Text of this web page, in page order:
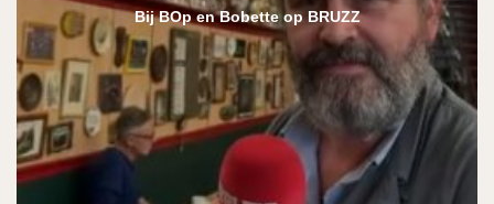
Bij BOp en Bobette op BRUZZ